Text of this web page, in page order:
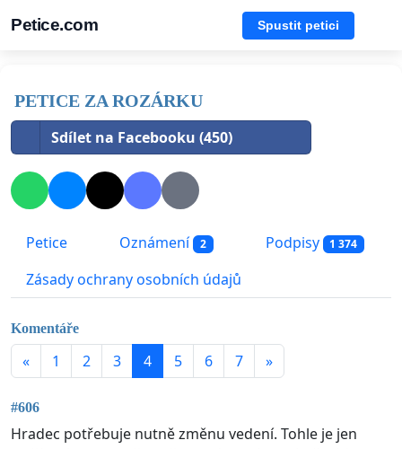
Petice.com Spustit petici
PETICE ZA ROZÁRKU
Sdílet na Facebooku (450)
Petice Oznámení 2 Podpisy 1 374
Zásady ochrany osobních údajů
Komentáře
« 1 2 3 4 5 6 7 »
#606
Hradec potřebuje nutně změnu vedení. Tohle je jen